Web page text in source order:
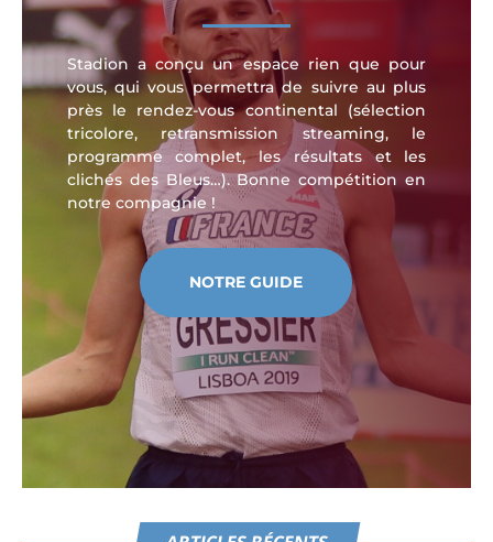
Stadion a conçu un espace rien que pour
vous, qui vous permettra de suivre au plus
près le rendez-vous continental (sélection
tricolore, retransmission streaming, le
programme complet, les résultats et les
clichés des Bleus…). Bonne compétition en
notre compagnie !
NOTRE GUIDE